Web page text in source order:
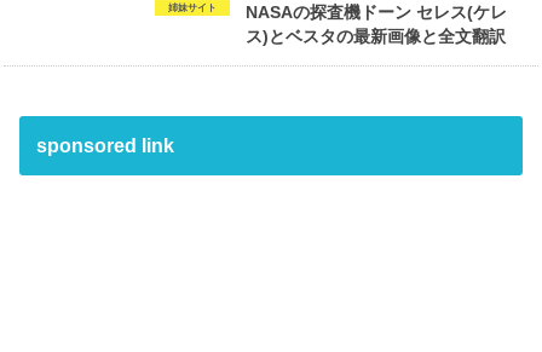
姉妹サイト
NASAの探査機ドーン セレス(ケレ
ス)とベスタの最新画像と全文翻訳
sponsored link